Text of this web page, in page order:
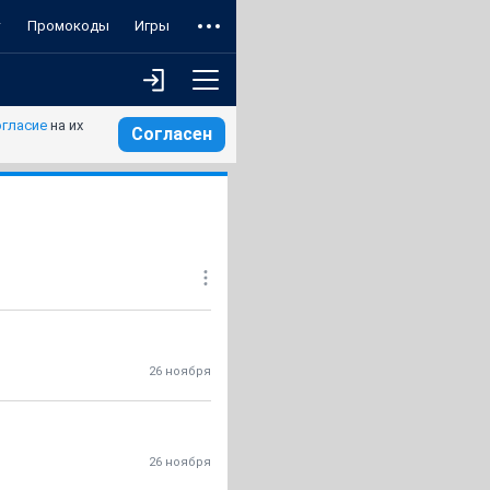
Промокоды Игры
на их Согласен
26 ноября
26 ноября